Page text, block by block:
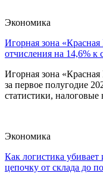
Экономика
Игорная зона
отчисления на 14,6% к
Игорная зона
за первое полугодие
статистики,
Экономика
Как логистика убивает
цепочку от склада до